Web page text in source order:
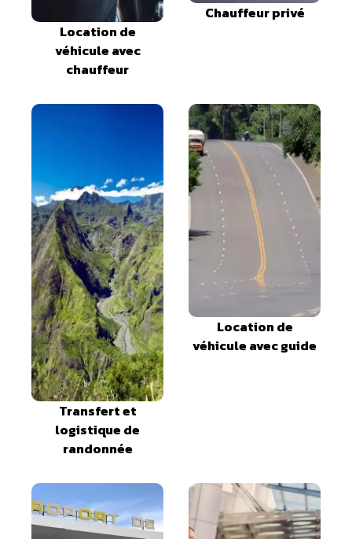
Location de
véhicule avec
chauffeur
Chauffeur privé
Transfert et
logistique de
randonnée
Location de
véhicule avec guide